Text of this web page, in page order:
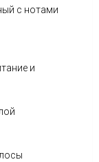
с нотами
и